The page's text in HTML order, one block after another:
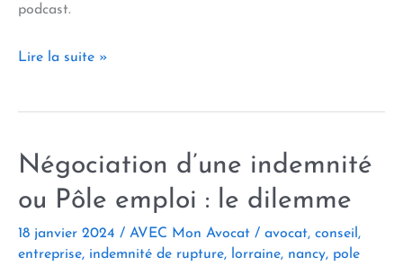
podcast.
Influenceurs :
vos
Lire la suite »
Négociation d’une indemnité
ou Pôle emploi : le dilemme
18 janvier 2024 / AVEC Mon Avocat / avocat, conseil ,
entreprise, indemnité de rupture, lorraine, nancy, pole